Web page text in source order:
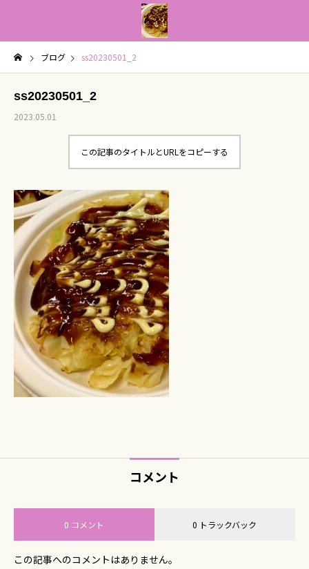
ブログ ss20230501_2
ss20230501_2
2023.05.01
この記事のタイトルとURLをコピーする
コメント
0 コメント 0 トラックバック
この記事へのコメントはありません。